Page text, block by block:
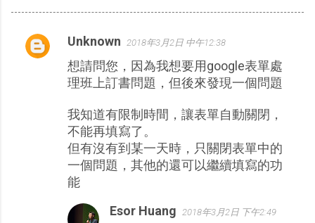
留
Unknown 2018年3月2日 中午12:38
想請問您，因為我想要用google表單處
理班上訂書問題，但後來發現一個問題
我知道有限制時間，讓表單自動關閉，
不能再填寫了。
但有沒有到某一天時，只關閉表單中的
一個問題，其他的還可以繼續填寫的功
能
Esor Huang 2018年3月2日 下午2:49